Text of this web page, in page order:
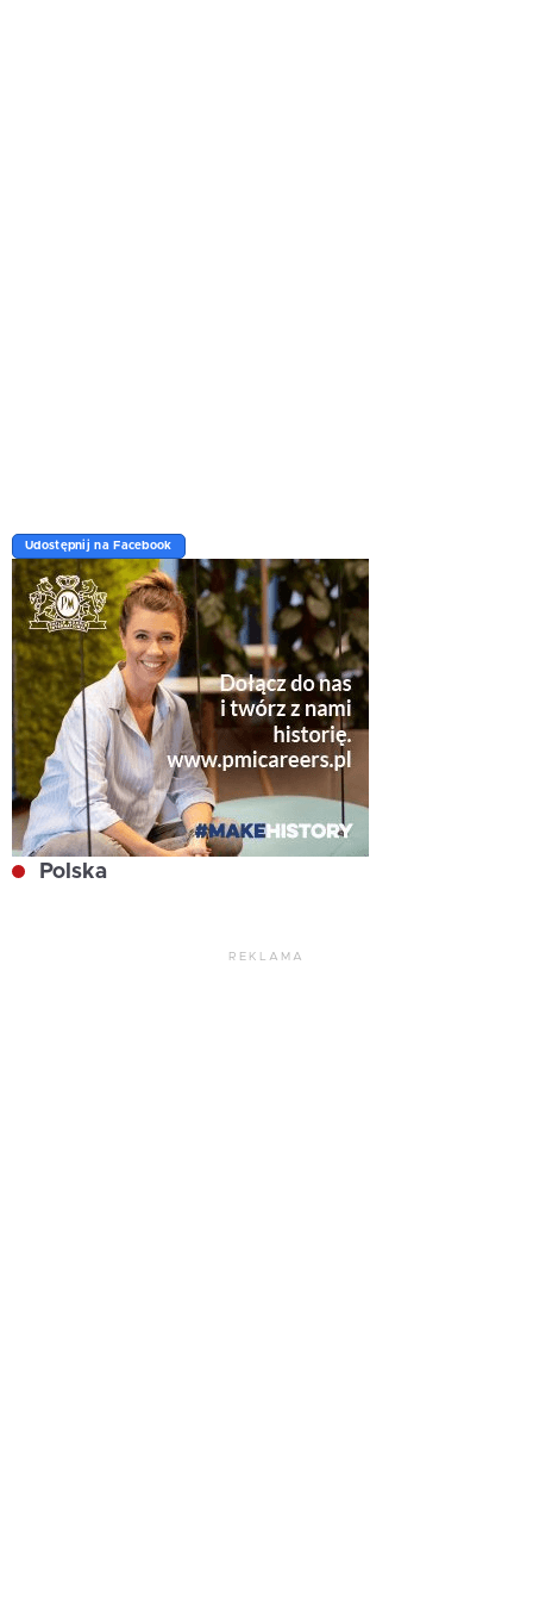
Udostępnij na Facebook
Polska
REKLAMA